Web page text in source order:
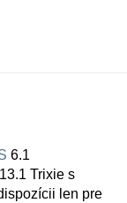
6.1
Trixie s
len pre